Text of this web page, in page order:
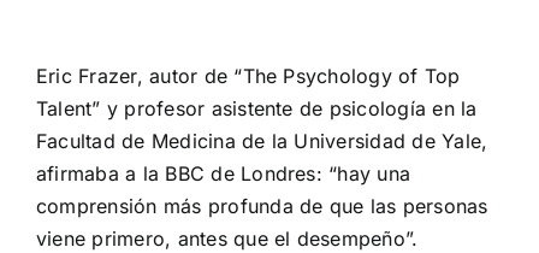
Eric Frazer, autor de “The Psychology of Top
Talent” y profesor asistente de psicología en la
Facultad de Medicina de la Universidad de Yale,
afirmaba a la BBC de Londres: “hay una
comprensión más profunda de que las personas
viene primero, antes que el desempeño”.